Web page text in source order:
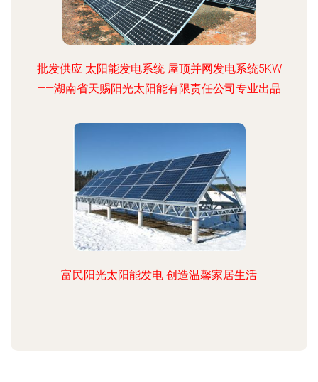
批发供应 太阳能发电系统 屋顶并网发电系统5KW
——湖南省天赐阳光太阳能有限责任公司专业出品
富民阳光太阳能发电 创造温馨家居生活